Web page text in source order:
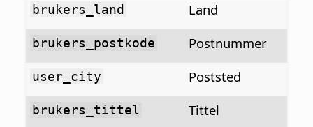
brukers_land Land
brukers_postkode Postnummer
user_city Poststed
brukers_tittel Tittel